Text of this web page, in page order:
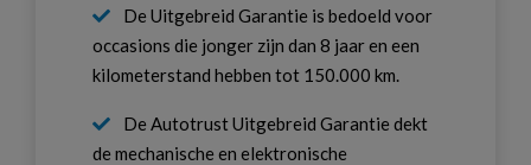
De Uitgebreid Garantie is bedoeld voor
occasions die jonger zijn dan 8 jaar en een
kilometerstand hebben tot 150.000 km.
De Autotrust Uitgebreid Garantie dekt
de mechanische en elektronische